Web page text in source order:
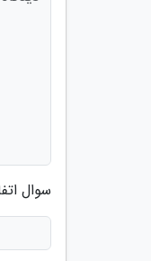
سوال